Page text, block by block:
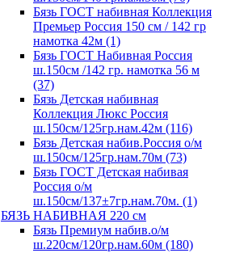
Бязь ГОСТ набивная Коллекция
Премьер Россия 150 см / 142 гр
намотка 42м (1)
Бязь ГОСТ Набивная Россия
ш.150см /142 гр. намотка 56 м
(37)
Бязь Детская набивная
Коллекция Люкс Россия
ш.150см/125гр.нам.42м (116)
Бязь Детская набив.Россия о/м
ш.150см/125гр.нам.70м (73)
Бязь ГОСТ Детская набивая
Россия о/м
ш.150см/137±7гр.нам.70м. (1)
БЯЗЬ НАБИВНАЯ 220 см
Бязь Премиум набив.о/м
ш.220см/120гр.нам.60м (180)